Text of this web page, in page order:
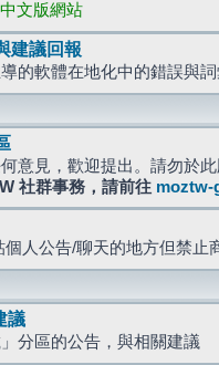
文版網站
建議回報
的軟體在地化中的錯誤與
意見，歡迎提出。請勿於
社群事務，請前往 moztw-
人公告/聊天的地方但禁止
議
分區的公告，與相關建議